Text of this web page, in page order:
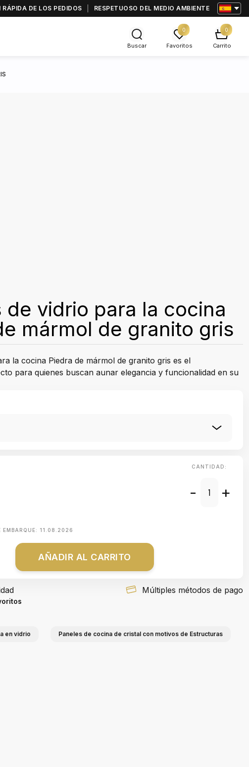
DE LOS PEDIDOS RESPETUOSO DEL MEDIO AMBIENTE
Buscar
0
Favoritos
0
Carrito
de vidrio para la cocina
mármol de granito gris
la cocina Piedra de mármol de granito gris es el
para quienes buscan aunar elegancia y funcionalidad en su
CANTIDAD:
- +
11.08.2026
AÑADIR AL CARRITO
Múltiples métodos de pago
en vidrio Paneles de cocina de cristal con motivos de Estructuras